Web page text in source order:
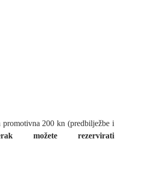
200 kn (predbilježbe i
možete rezervirati